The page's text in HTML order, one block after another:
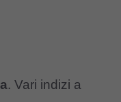
. Vari indizi a